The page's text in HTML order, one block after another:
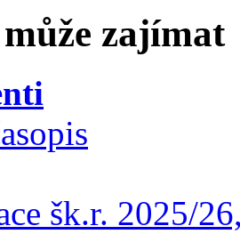
zajímat
šk.r. 2025/